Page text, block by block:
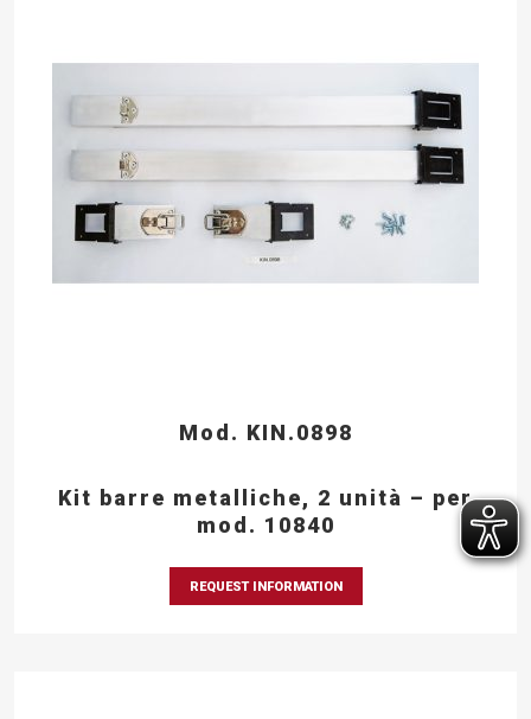
Mod. KIN.0898
Kit barre metalliche, 2 unità – per
mod. 10840
REQUEST INFORMATION